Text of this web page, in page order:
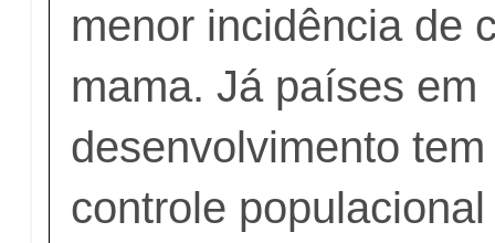
menor incidência de
mama. Já países em
desenvolvimento
controle